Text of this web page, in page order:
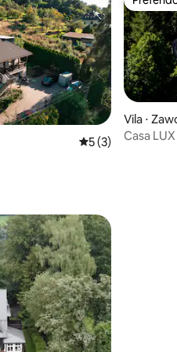
5 de uma
5 (3)
Vila ⋅
Casa